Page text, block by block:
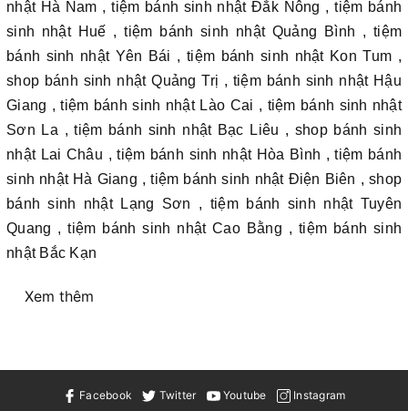
nhật Hà Nam , tiệm bánh sinh nhật Đắk Nông , tiệm bánh
sinh nhật Huế , tiệm bánh sinh nhật Quảng Bình , tiệm
bánh sinh nhật Yên Bái , tiệm bánh sinh nhật Kon Tum ,
shop bánh sinh nhật Quảng Trị , tiệm bánh sinh nhật Hậu
Giang , tiệm bánh sinh nhật Lào Cai , tiệm bánh sinh nhật
Sơn La , tiệm bánh sinh nhật Bạc Liêu , shop bánh sinh
nhật Lai Châu , tiệm bánh sinh nhật Hòa Bình , tiệm bánh
sinh nhật Hà Giang , tiệm bánh sinh nhật Điện Biên , shop
bánh sinh nhật Lạng Sơn , tiệm bánh sinh nhật Tuyên
Quang , tiệm bánh sinh nhật Cao Bằng , tiệm bánh sinh
nhật Bắc Kạn
Xem thêm
Facebook Twitter Youtube Instagram